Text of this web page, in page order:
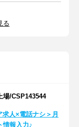
る
/CSP143544
求人×電話ナシ＞月
情報入力♪